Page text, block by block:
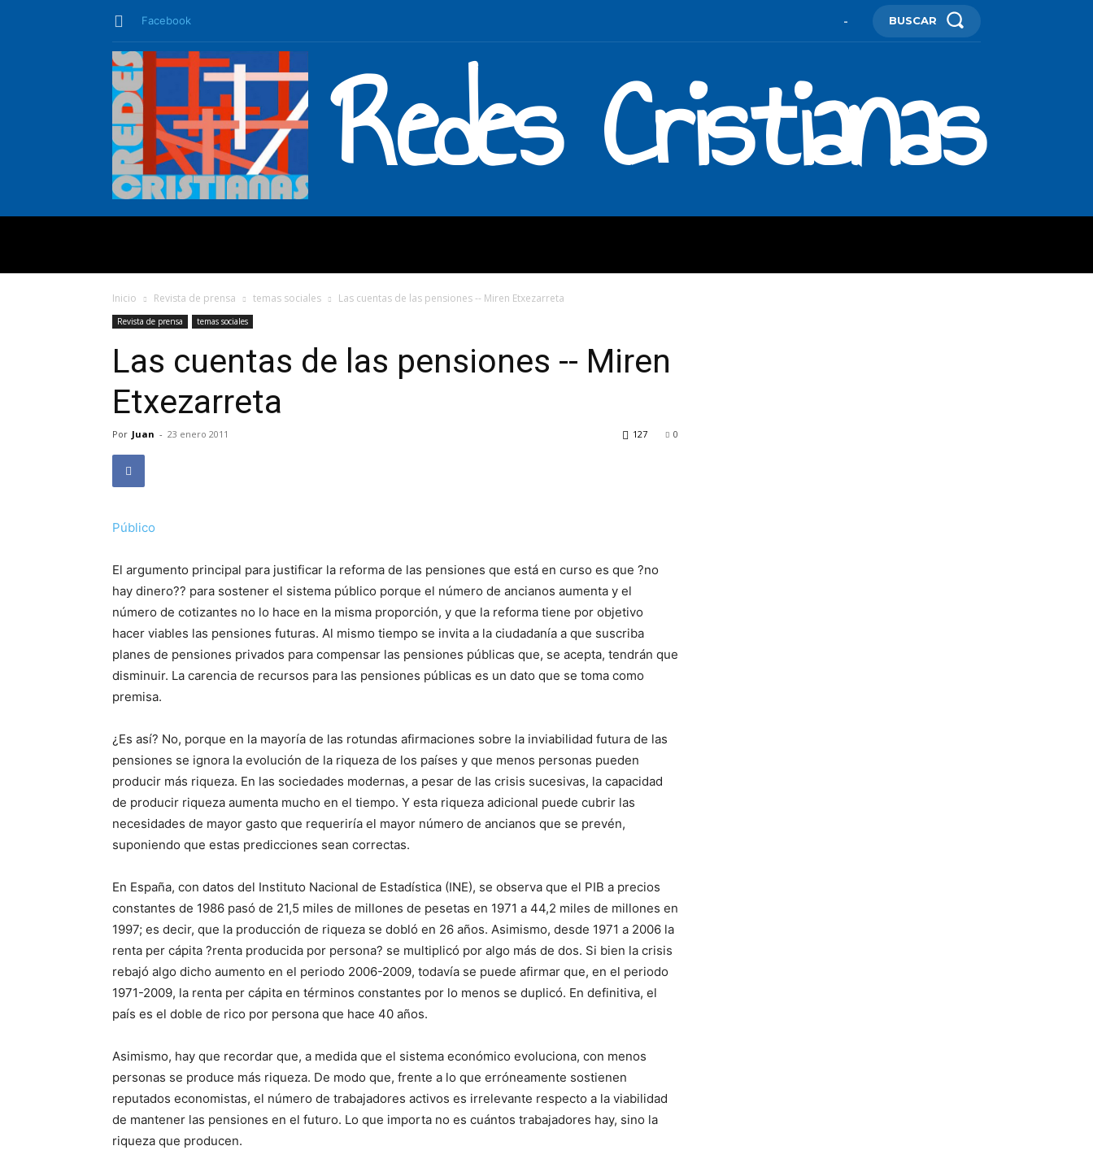
Facebook - BUSCAR
Redes Cristianas
Inicio Revista de prensa temas sociales Las cuentas de las pensiones -- Miren Etxezarreta
Revista de prensa temas sociales
Las cuentas de las pensiones -- Miren
Etxezarreta
Por Juan - 23 enero 2011 0
127
Público
El argumento principal para justificar la reforma de las pensiones que está en curso es que ?no
hay dinero?? para sostener el sistema público porque el número de ancianos aumenta y el
número de cotizantes no lo hace en la misma proporción, y que la reforma tiene por objetivo
hacer viables las pensiones futuras. Al mismo tiempo se invita a la ciudadanía a que suscriba
planes de pensiones privados para compensar las pensiones públicas que, se acepta, tendrán que
disminuir. La carencia de recursos para las pensiones públicas es un dato que se toma como
premisa.
¿Es así? No, porque en la mayoría de las rotundas afirmaciones sobre la inviabilidad futura de las
pensiones se ignora la evolución de la riqueza de los países y que menos personas pueden
producir más riqueza. En las sociedades modernas, a pesar de las crisis sucesivas, la capacidad
de producir riqueza aumenta mucho en el tiempo. Y esta riqueza adicional puede cubrir las
necesidades de mayor gasto que requeriría el mayor número de ancianos que se prevén,
suponiendo que estas predicciones sean correctas.
En España, con datos del Instituto Nacional de Estadística (INE), se observa que el PIB a precios
constantes de 1986 pasó de 21,5 miles de millones de pesetas en 1971 a 44,2 miles de millones en
1997; es decir, que la producción de riqueza se dobló en 26 años. Asimismo, desde 1971 a 2006 la
renta per cápita ?renta producida por persona? se multiplicó por algo más de dos. Si bien la crisis
rebajó algo dicho aumento en el periodo 2006-2009, todavía se puede afirmar que, en el periodo
1971-2009, la renta per cápita en términos constantes por lo menos se duplicó. En definitiva, el
país es el doble de rico por persona que hace 40 años.
Asimismo, hay que recordar que, a medida que el sistema económico evoluciona, con menos
personas se produce más riqueza. De modo que, frente a lo que erróneamente sostienen
reputados economistas, el número de trabajadores activos es irrelevante respecto a la viabilidad
de mantener las pensiones en el futuro. Lo que importa no es cuántos trabajadores hay, sino la
riqueza que producen.